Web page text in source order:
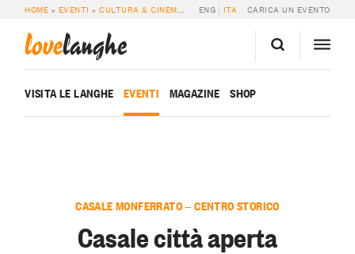
HOME » EVENTI »CULTURA & CINEMA » CASALE CITTÀ APERTA
ENG ITA CARICA UN EVENTO
lovelanghe
VISITA LE LANGHE EVENTI MAGAZINE SHOP
CASALE MONFERRATO — CENTRO STORICO
Casale città aperta